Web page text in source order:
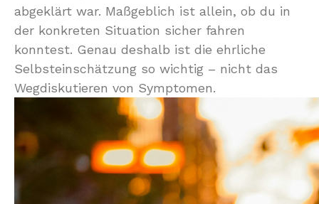
abgeklärt war. Maßgeblich ist allein, ob du in
der konkreten Situation sicher fahren
konntest. Genau deshalb ist die ehrliche
Selbsteinschätzung so wichtig – nicht das
Wegdiskutieren von Symptomen.